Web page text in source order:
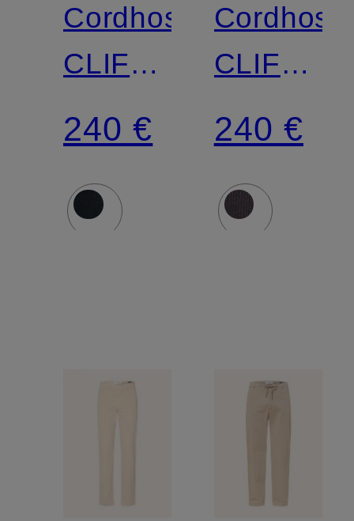
Cordhose
CLIFTON
Slim FIt
240 €
Cordhose
CLIFTON
Slim FIt
240 €